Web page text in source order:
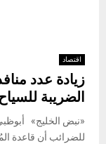
اقتصاد
زيادة عدد
الضريبة للسياح
للضرائب أن قاعدة